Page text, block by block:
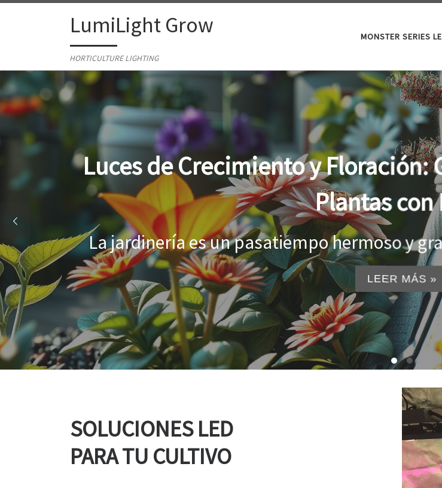
Skip to contentLumiLight Grow
HORTICULTURE LIGHTING
MONSTER SERIES
Lámparas para indoor: la clave
tus
Al cultivar plantas en el interior, es
...
LEER MÁS »
SOLUCIONES LED
PARA TU CULTIVO